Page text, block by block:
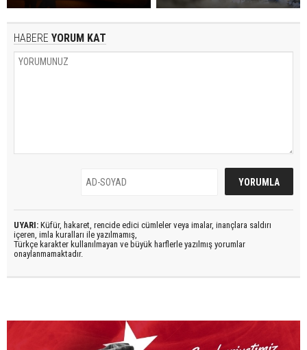
HABERE YORUM KAT
UYARI: Küfür, hakaret, rencide edici cümleler veya imalar, inançlara saldırı
içeren, imla kuralları ile yazılmamış,
Türkçe karakter kullanılmayan ve büyük harflerle yazılmış yorumlar
onaylanmamaktadır.